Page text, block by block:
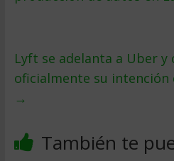
Lyft se adelanta a Uber y
oficialmente su intención
→
También te